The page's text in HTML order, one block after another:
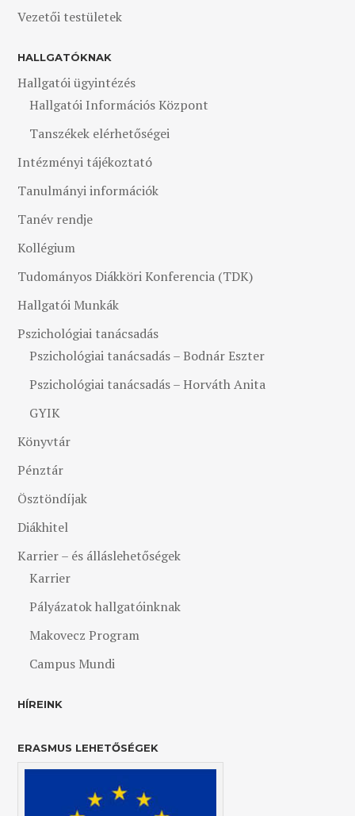
Vezetői testületek
HALLGATÓKNAK
Hallgatói ügyintézés
Hallgatói Információs Központ
Tanszékek elérhetőségei
Intézményi tájékoztató
Tanulmányi információk
Tanév rendje
Kollégium
Tudományos Diákköri Konferencia (TDK)
Hallgatói Munkák
Pszichológiai tanácsadás
Pszichológiai tanácsadás – Bodnár Eszter
Pszichológiai tanácsadás – Horváth Anita
GYIK
Könyvtár
Pénztár
Ösztöndíjak
Diákhitel
Karrier – és álláslehetőségek
Karrier
Pályázatok hallgatóinknak
Makovecz Program
Campus Mundi
HÍREINK
ERASMUS LEHETŐSÉGEK